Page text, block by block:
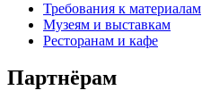
Требования к материалам
Музеям и выставкам
Ресторанам и кафе
Партнёрам